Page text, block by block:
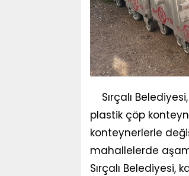
Sırçalı
plastik çöp
konteynerlerle
mahallelerde
Sırçalı